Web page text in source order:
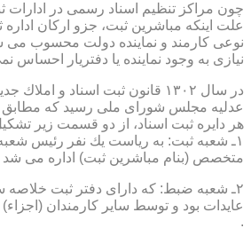
چون مراكز تنظیم اسناد رسمی در ادارات
علت اینكه مباشرین ثبت، جزو اركان اداره
نوعی كارمند و نماینده دولت محسوب می
نیازی به وجود نماینده یا دفتریار احساس
در سال ۱۳۰۲ قانون ثبت اسناد و
هر دایره ثبت اسناد، از دو قسمت زیر
۱ـ شعبه ثبت: به ریاست یك نفر رئیس
متخصص (بنام مباشرین ثبت) اداره می شد
۲ـ شعبه ضبط: كه دارای دفتر ثبت خلاصه
عایدات بود و توسط سایر كارمندان
.